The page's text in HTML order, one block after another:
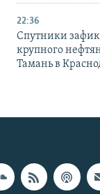
22:36
Спутники
крупного
Тамань в